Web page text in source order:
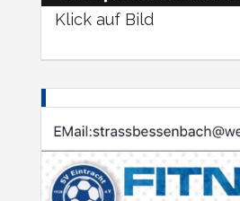
Klick auf Bild